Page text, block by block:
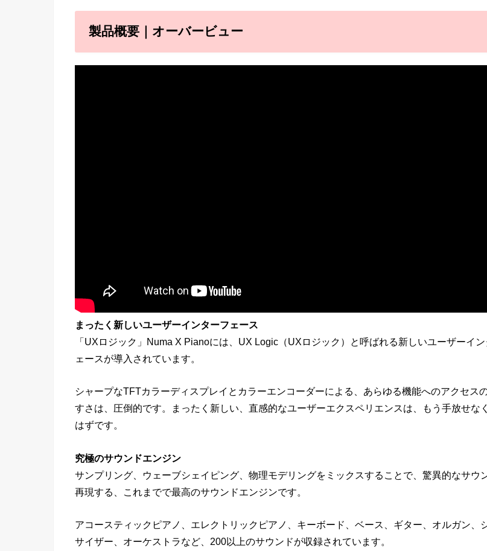
製品概要｜オーバービュー
まったく新しいユーザーインターフェース
「UXロジック」Numa X Pianoには、UX Logic（UXロジック）と呼ばれる新しいユーザーイン
ェースが導入されています。
シャープなTFTカラーディスプレイとカラーエンコーダーによる、あらゆる機能へのアクセス
すさは、圧倒的です。まったく新しい、直感的なユーザーエクスペリエンスは、もう手放せな
はずです。
究極のサウンドエンジン
サンプリング、ウェーブシェイピング、物理モデリングをミックスすることで、驚異的なサウ
再現する、これまでで最高のサウンドエンジンです。
アコースティックピアノ、エレクトリックピアノ、キーボード、ベース、ギター、オルガン、
サイザー、オーケストラなど、200以上のサウンドが収録されています。